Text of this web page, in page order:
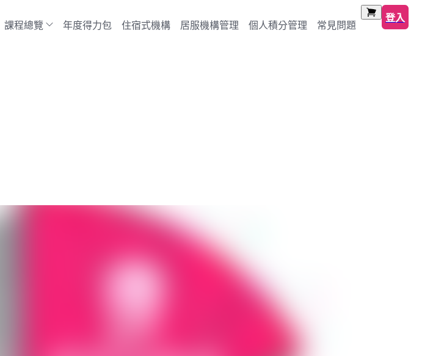
課程總覽 年度得力包 住宿式機構 居服機構管理 個人積分管理 常見問題
登入